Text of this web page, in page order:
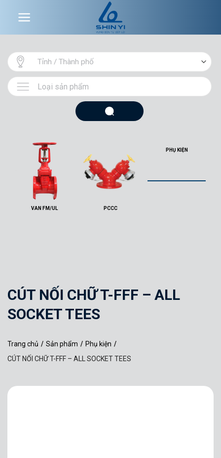
VAN FM/UL PCCC
PHỤ KIỆN
CÚT NỐI CHỮ T-FFF – ALL
SOCKET TEES
Trang chủ / Sản phẩm / Phụ kiện /
CÚT NỐI CHỮ T-FFF – ALL SOCKET TEES